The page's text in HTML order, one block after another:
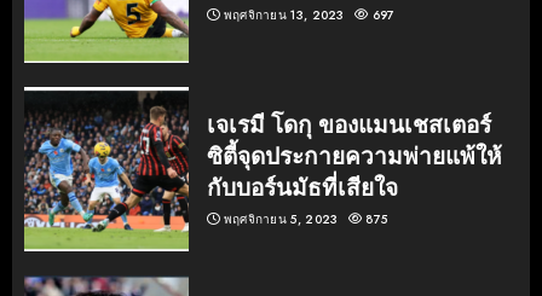
พฤศจิกายน 13, 2023 697
เจเรมี โดกุ ของแมนเชสเตอร์
ซิตี้จุดประกายความพ่ายแพ้ให้
กับบอร์นมัธที่เสียใจ
พฤศจิกายน 5, 2023 875